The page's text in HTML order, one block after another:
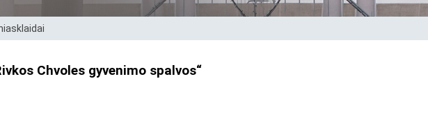
Chvoles gyvenimo spalvos“